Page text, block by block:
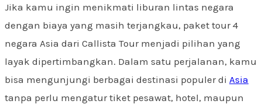
Jika kamu ingin menikmati liburan lintas negara
dengan biaya yang masih terjangkau, paket tour 4
negara Asia dari Callista Tour menjadi pilihan yang
layak dipertimbangkan. Dalam satu perjalanan, kamu
bisa mengunjungi berbagai destinasi populer di Asia
tanpa perlu mengatur tiket pesawat, hotel, maupun